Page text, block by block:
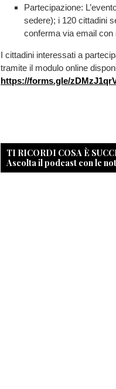
Partecipazione:
sedere); i 120 cittadini
conferma via email con
I cittadini interessati a
tramite il modulo online
https://forms.gle/
TI RICORDI COSA È
Ascolta il podcast con le